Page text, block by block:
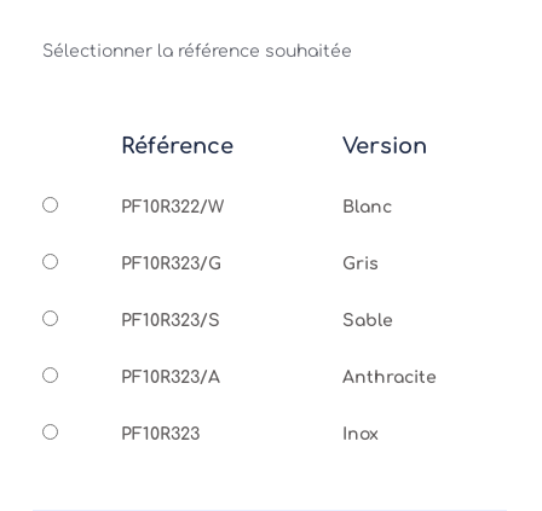
Sélectionner la référence souhaitée
Référence Version
PF10R322/W Blanc
PF10R323/G Gris
PF10R323/S Sable
PF10R323/A Anthracite
PF10R323 Inox